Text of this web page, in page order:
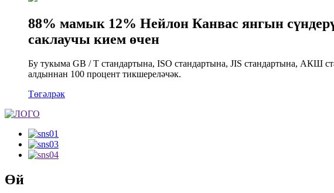
88% мамык 12% Нейлон Канвас янгын
саклаучы кием өчен
Бу тукыма GB / T стандартына, ISO стандартына, JIS стандартына, АКШ
алдыннан 100 процент тикшереләчәк.
Төгәлрәк
Өй